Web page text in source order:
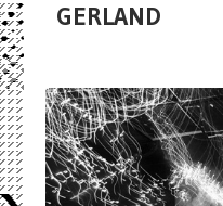
GERLAND